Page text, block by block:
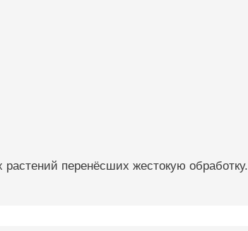
перенёсших жестокую обработку.